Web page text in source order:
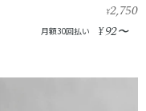
¥2,750
月額30回払い ¥92〜